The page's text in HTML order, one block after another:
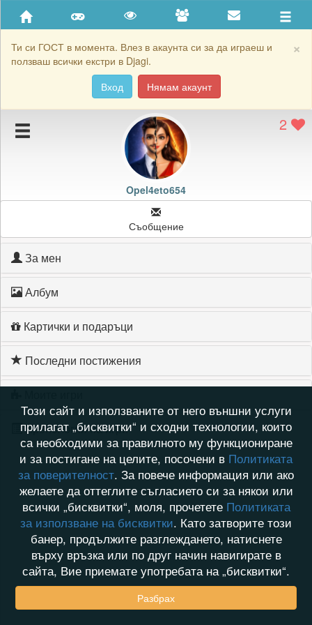
×
Ти си ГОСТ в момента. Влез в акаунта си за да играеш и
ползваш всички екстри в Djagi.
Вход
Нямам акаунт
Приятели
Хронология на игри
Подаръците на Opel4eto654
Картичките на Opel4eto654
Блокирай Opel4eto654
2
Opel4eto654
Съобщение
За мен
Албум
Картички и подаръци
Последни постижения
Хронология на игри
Този сайт и използваните от него външни услуги
прилагат „бисквитки“ и сходни технологии, които
са необходими за правилното му функциониране
и за постигане на целите, посочени в Политиката
за поверителност. За повече информация или ако
желаете да оттеглите съгласието си за някои или
всички „бисквитки“, моля, прочетете Политиката
за използване на бисквитки. Като затворите този
банер, продължите разглеждането, натиснете
върху връзка или по друг начин навигирате в
сайта, Вие приемате употребата на „бисквитки“.
Разбрах